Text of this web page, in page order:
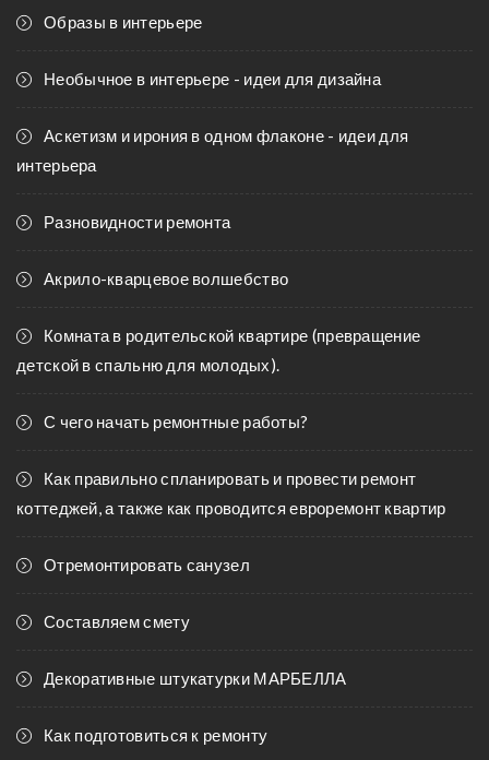
Образы в интерьере
Необычное в интерьере - идеи для дизайна
Аскетизм и ирония в одном флаконе - идеи для
интерьера
Разновидности ремонта
Акрило-кварцевое волшебство
Комната в родительской квартире (превращение
детской в спальню для молодых).
С чего начать ремонтные работы?
Как правильно спланировать и провести ремонт
коттеджей, а также как проводится евроремонт квартир
Отремонтировать санузел
Составляем смету
Декоративные штукатурки МАРБЕЛЛА
Как подготовиться к ремонту